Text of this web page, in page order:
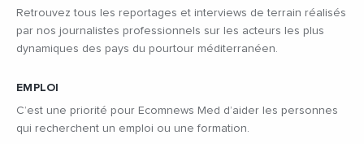
Retrouvez tous les reportages et interviews de terrain réalisés
par nos journalistes professionnels sur les acteurs les plus
dynamiques des pays du pourtour méditerranéen.
EMPLOI
C’est une priorité pour Ecomnews Med d’aider les personnes
qui recherchent un emploi ou une formation.